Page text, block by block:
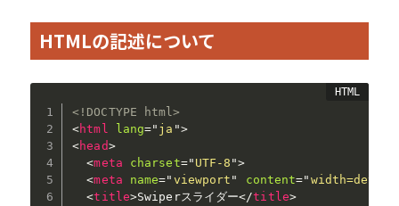
HTMLの記述について
<!DOCTYPE html>
<html lang=" ja ">
<head>
<meta charset=" UTF-8 ">
<meta name=" viewport " content="
<title>Swiperスライダー</title>